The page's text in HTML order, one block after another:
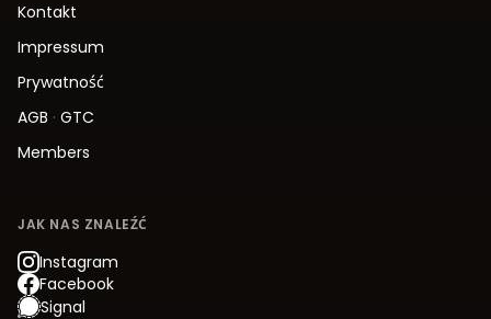
Kontakt
Impressum
Prywatność
AGB · GTC
Members
JAK NAS ZNALEŹĆ
Instagram
Facebook
Signal